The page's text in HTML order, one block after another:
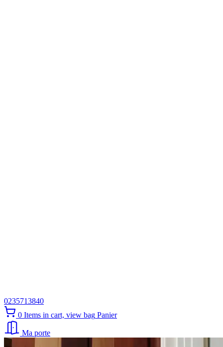
0235713840
0 Items in cart, view bag Panier
Ma porte